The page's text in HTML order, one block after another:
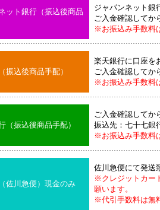
ット銀行（振込後商品
ジャパンネット銀
ご入金確認してか
※お振込み手数料
振込後商品手配）
楽天銀行に口座を
ご入金確認してか
※お振込み手数料
（振込後商品手配）
ご入金確認してか
振込先：七十七銀
※お振込み手数料
佐川急便）現金のみ
佐川急便にて発送
※クレジットカー
願います。
※代引手数料は無